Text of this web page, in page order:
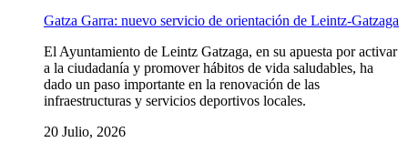
Gatza Garra: nuevo servicio de orientación de Leintz-Gatzaga
El Ayuntamiento de Leintz Gatzaga, en su apuesta por activar
a la ciudadanía y promover hábitos de vida saludables, ha
dado un paso importante en la renovación de las
infraestructuras y servicios deportivos locales.
20 Julio, 2026